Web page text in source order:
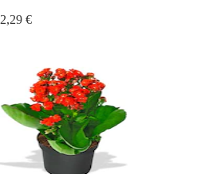
2,29 €